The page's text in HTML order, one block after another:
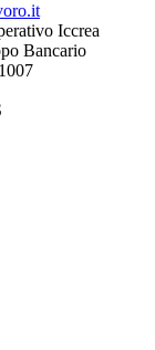
Iccrea
Bancario